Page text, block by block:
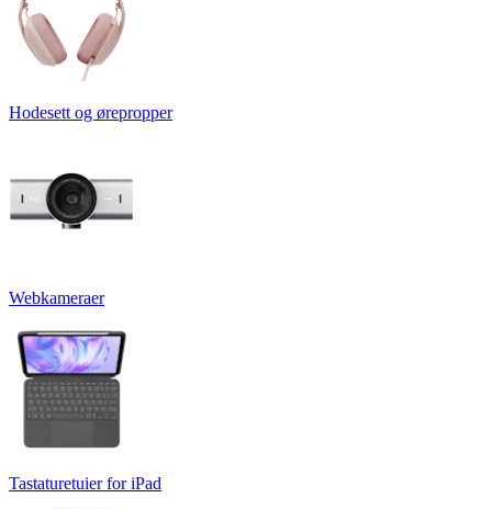
Hodesett og ørepropper
Webkameraer
Tastaturetuier for iPad